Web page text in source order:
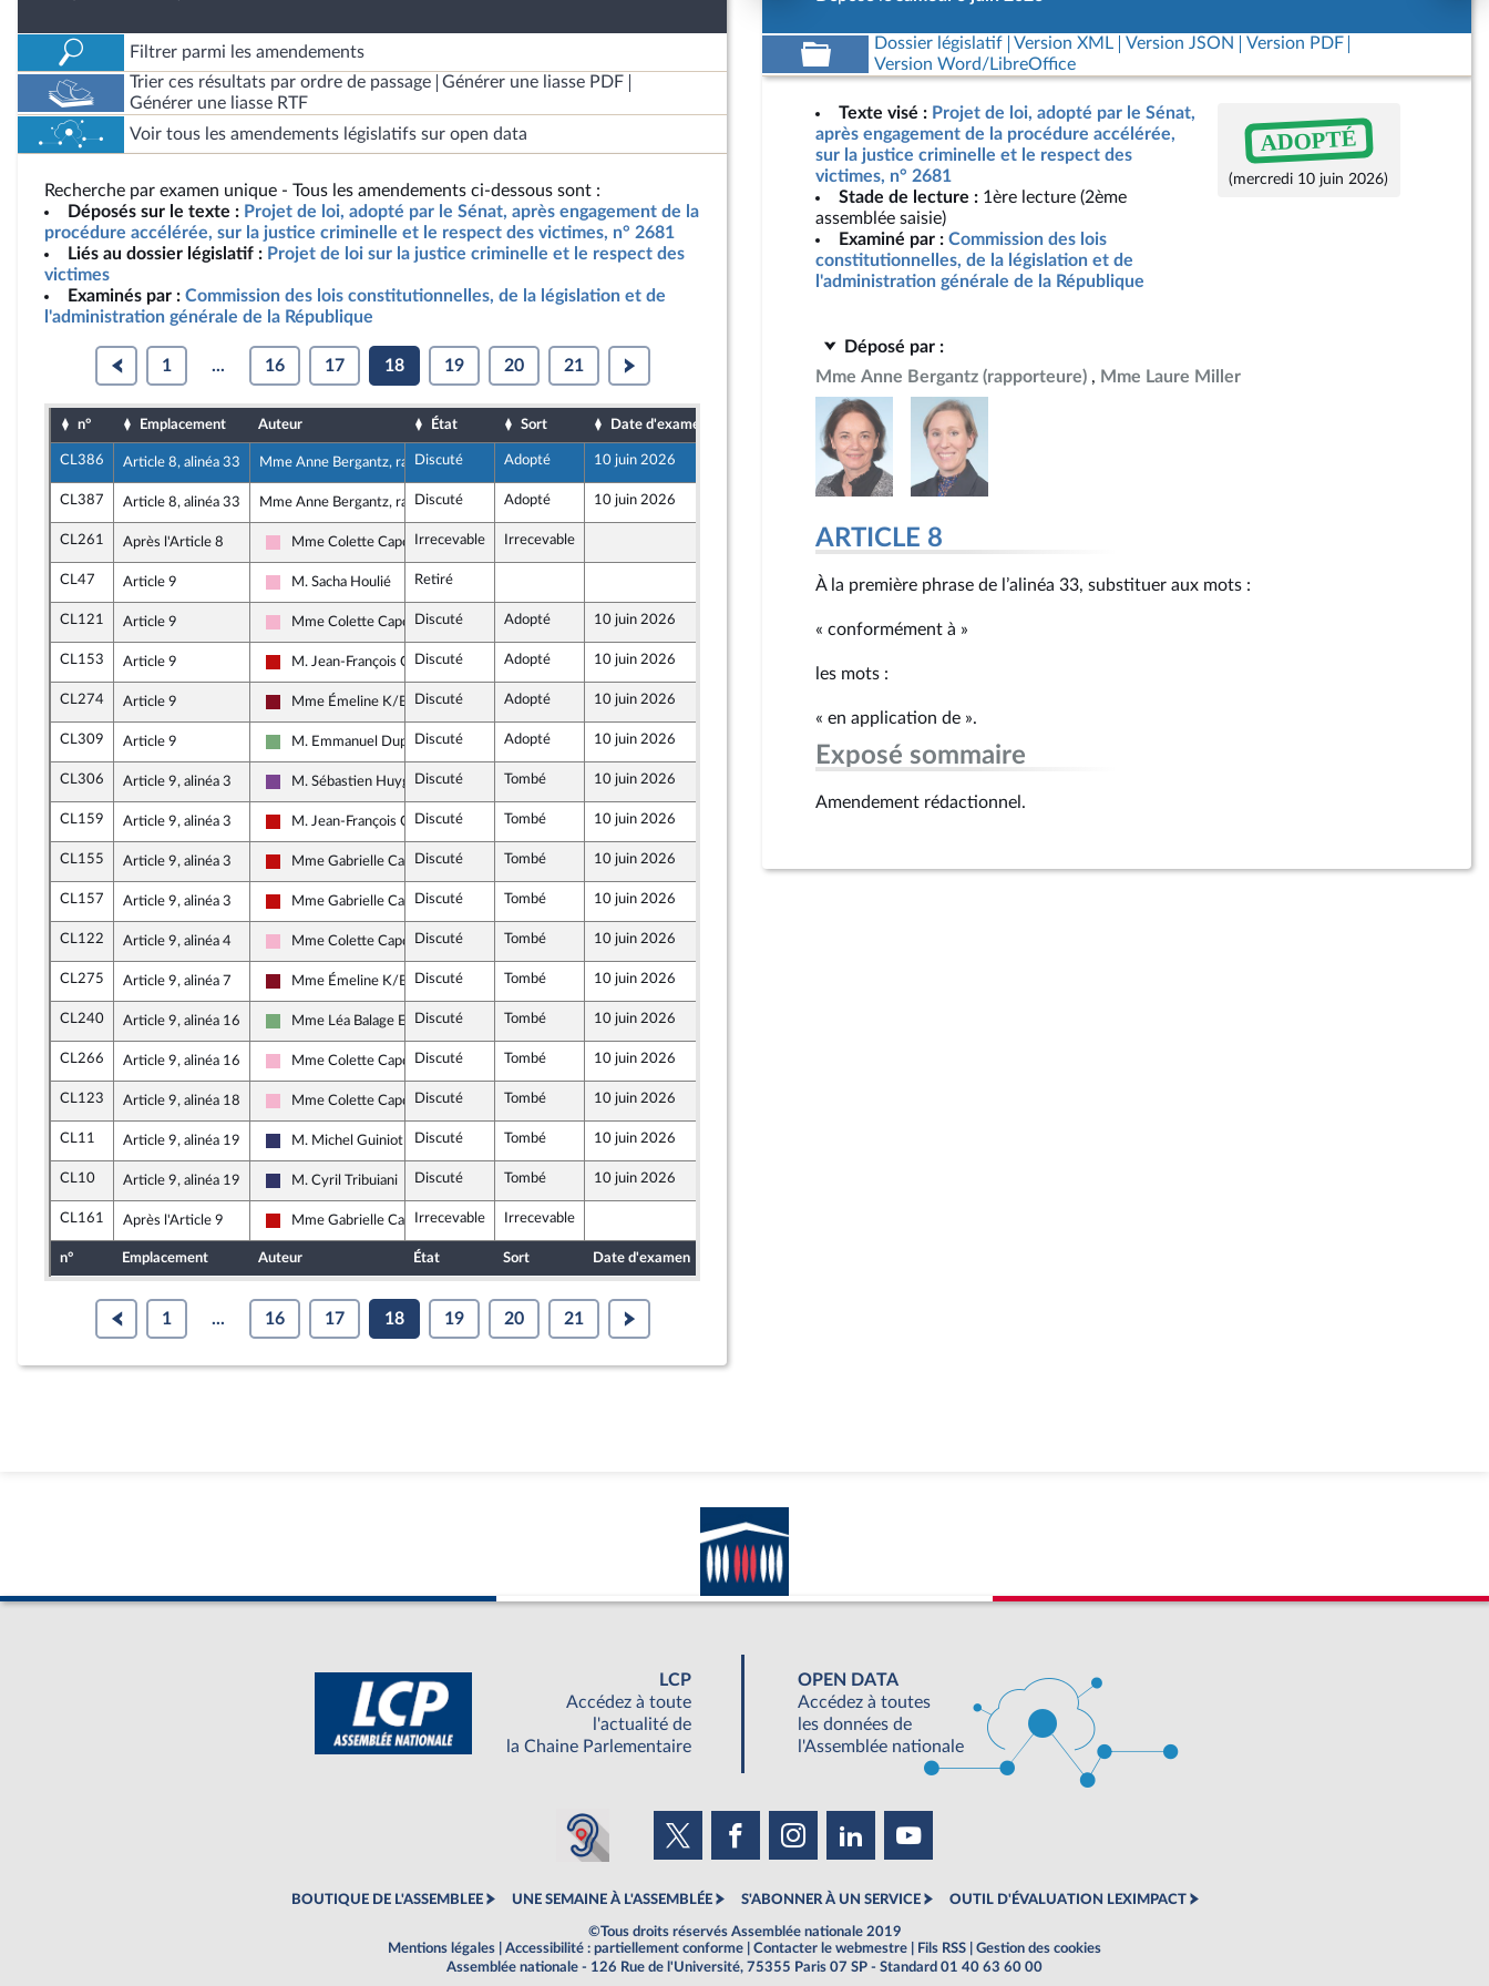
Filtrer parmi les amendements
Trier ces résultats par ordre de passage
Générer une liasse PDF
Générer une liasse RTF
Voir tous les amendements législatifs sur open data
Recherche par examen unique - Tous les amendements ci-dessous sont :
Déposés sur le texte : Projet de loi, adopté par le Sénat, après engagement de la
procédure accélérée, sur la justice criminelle et le respect des victimes, n° 2681
Liés au dossier législatif : Projet de loi sur la justice criminelle et le respect des
victimes
Examinés par : Commission des lois constitutionnelles, de la législation et de
l'administration générale de la République
1 ... 16 17 18 19 20 21
n° Emplacement Auteur État Sort Date d'examen Date de dépôt
CL386 Article 8, alinéa 33 Mme Anne Bergantz, rapporteure
Discuté Adopté 10 juin 2026
CL387 Article 8, alinéa 33 Mme Anne Bergantz, rapporteure
Discuté Adopté 10 juin 2026
CL261 Après l'Article 8
Socialistes et apparentés
Mme Colette CapdevielleIrrecevable Irrecevable
CL47 Article 9
Socialistes et apparentés
M. Sacha Houlié Retiré
CL121 Article 9
Socialistes et apparentés
Mme Colette Capdevielle
Discuté Adopté 10 juin 2026
CL153 Article 9
La France insoumise - Nouveau Front Populaire
M. Jean-François Coulomme
Discuté Adopté 10 juin 2026
CL274 Article 9
Gauche Démocrate et Républicaine
Mme Émeline K/BidiDiscuté Adopté 10 juin 2026
CL309 Article 9
Écologiste et Social
M. Emmanuel DuplessyDiscuté Adopté 10 juin 2026
CL306 Article 9, alinéa 3
Ensemble pour la République
M. Sébastien HuygheDiscuté Tombé 10 juin 2026
CL159 Article 9, alinéa 3
La France insoumise - Nouveau Front Populaire
M. Jean-François Coulomme
Discuté Tombé 10 juin 2026
CL155 Article 9, alinéa 3
La France insoumise - Nouveau Front Populaire
Mme Gabrielle CathalaDiscuté Tombé 10 juin 2026
CL157 Article 9, alinéa 3
La France insoumise - Nouveau Front Populaire
Mme Gabrielle CathalaDiscuté Tombé 10 juin 2026
CL122 Article 9, alinéa 4
Socialistes et apparentés
Mme Colette Capdevielle
Discuté Tombé 10 juin 2026
CL275 Article 9, alinéa 7
Gauche Démocrate et Républicaine
Mme Émeline K/BidiDiscuté Tombé 10 juin 2026
CL240 Article 9, alinéa 16
Écologiste et Social
Mme Léa Balage El Mariky
Discuté Tombé 10 juin 2026
CL266 Article 9, alinéa 16
Socialistes et apparentés
Mme Colette Capdevielle
Discuté Tombé 10 juin 2026
CL123 Article 9, alinéa 18
Socialistes et apparentés
Mme Colette Capdevielle
Discuté Tombé 10 juin 2026
CL11 Article 9, alinéa 19
Rassemblement National
M. Michel Guiniot Discuté Tombé 10 juin 2026
CL10 Article 9, alinéa 19
Rassemblement National
M. Cyril Tribuiani Discuté Tombé 10 juin 2026
CL161 Après l'Article 9
La France insoumise - Nouveau Front Populaire
Mme Gabrielle CathalaIrrecevable Irrecevable
n° Emplacement Auteur État Sort Date d'examen
1 ... 16 17 18 19 20 21
Dossier législatif Version XML Version JSON
Version PDF
Version Word/LibreOffice
Texte visé : Projet de loi, adopté par le Sénat,
après engagement de la procédure accélérée,
sur la justice criminelle et le respect des
victimes, n° 2681
Stade de lecture : 1ère lecture (2ème
assemblée saisie)
Examiné par : Commission des lois
constitutionnelles, de la législation et de
l'administration générale de la République
ADOPTÉ
(mercredi 10 juin 2026)
Déposé par :
Mme Anne Bergantz (rapporteure) Mme Laure Miller
ARTICLE 8
À la première phrase de l’alinéa 33, substituer aux mots :
« conformément à »
les mots :
« en application de ».
Exposé sommaire
Amendement rédactionnel.
LCP
Accédez à toute
l'actualité de
la Chaine Parlementaire
OPEN DATA
Accédez à toutes
les données de
l'Assemblée nationale
BOUTIQUE DE L'ASSEMBLEE UNE SEMAINE À L'ASSEMBLÉE S'ABONNER À UN SERVICE OUTIL D'ÉVALUATION LEXIMPACT
©Tous droits réservés Assemblée nationale 2019
Mentions légales
Accessibilité : partiellement conforme Contacter le webmestre Fils RSS
Gestion des cookies
Assemblée nationale - 126 Rue de l'Université, 75355 Paris 07 SP - Standard 01 40 63 60 00